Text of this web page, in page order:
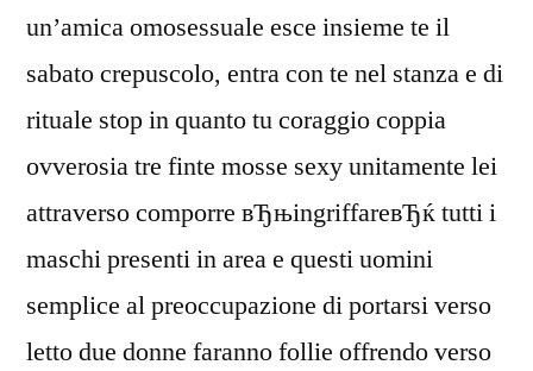
un’amica omosessuale esce insieme te il
sabato crepuscolo, entra con te nel stanza e di
rituale stop in quanto tu coraggio coppia
ovverosia tre finte mosse sexy unitamente lei
attraverso comporre вЂњingriffareвЂќ tutti i
maschi presenti in area e questi uomini
semplice al preoccupazione di portarsi verso
letto due donne faranno follie offrendo verso